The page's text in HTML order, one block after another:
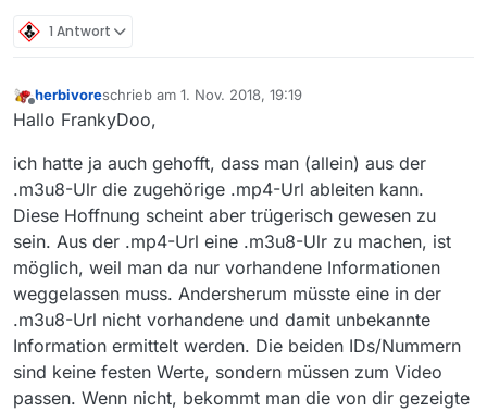
1 Antwort
Offline
herbivoreschrieb am 1. Nov. 2018, 19:19
zuletzt editiert von
Hallo FrankyDoo,
ich hatte ja auch gehofft, dass man (allein) aus der
.m3u8-Ulr die zugehörige .mp4-Url ableiten kann.
Diese Hoffnung scheint aber trügerisch gewesen zu
sein. Aus der .mp4-Url eine .m3u8-Ulr zu machen, ist
möglich, weil man da nur vorhandene Informationen
weggelassen muss. Andersherum müsste eine in der
.m3u8-Url nicht vorhandene und damit unbekannte
Information ermittelt werden. Die beiden IDs/Nummern
sind keine festen Werte, sondern müssen zum Video
passen. Wenn nicht, bekommt man die von dir gezeigte